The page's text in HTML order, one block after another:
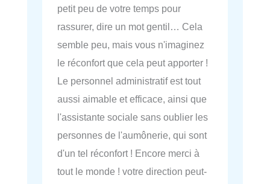
petit peu de votre temps pour
rassurer, dire un mot gentil… Cela
semble peu, mais vous n'imaginez
le réconfort que cela peut apporter !
Le personnel administratif est tout
aussi aimable et efficace, ainsi que
l'assistante sociale sans oublier les
personnes de l'aumônerie, qui sont
d'un tel réconfort ! Encore merci à
tout le monde ! votre direction peut-